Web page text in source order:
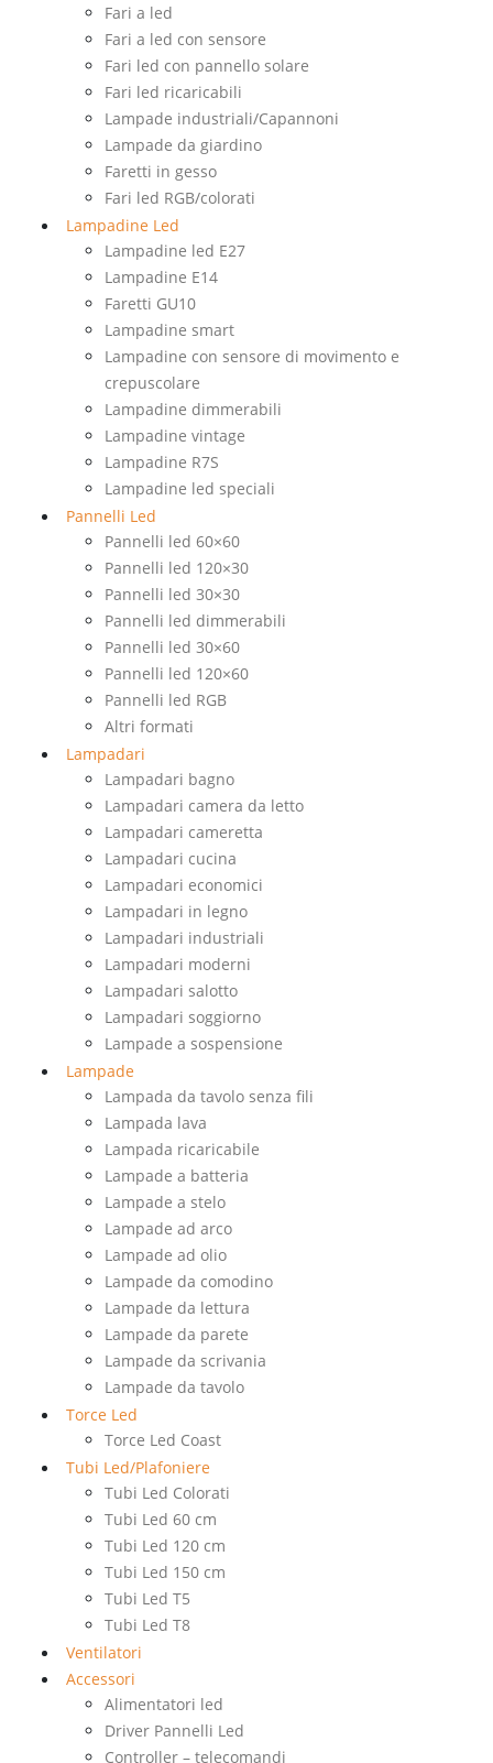
Fari a led
Fari a led con sensore
Fari led con pannello solare
Fari led ricaricabili
Lampade industriali/Capannoni
Lampade da giardino
Faretti in gesso
Fari led RGB/colorati
Lampadine Led
Lampadine led E27
Lampadine E14
Faretti GU10
Lampadine smart
Lampadine con sensore di movimento e
crepuscolare
Lampadine dimmerabili
Lampadine vintage
Lampadine R7S
Lampadine led speciali
Pannelli Led
Pannelli led 60×60
Pannelli led 120×30
Pannelli led 30×30
Pannelli led dimmerabili
Pannelli led 30×60
Pannelli led 120×60
Pannelli led RGB
Altri formati
Lampadari
Lampadari bagno
Lampadari camera da letto
Lampadari cameretta
Lampadari cucina
Lampadari economici
Lampadari in legno
Lampadari industriali
Lampadari moderni
Lampadari salotto
Lampadari soggiorno
Lampade a sospensione
Lampade
Lampada da tavolo senza fili
Lampada lava
Lampada ricaricabile
Lampade a batteria
Lampade a stelo
Lampade ad arco
Lampade ad olio
Lampade da comodino
Lampade da lettura
Lampade da parete
Lampade da scrivania
Lampade da tavolo
Torce Led
Torce Led Coast
Tubi Led/Plafoniere
Tubi Led Colorati
Tubi Led 60 cm
Tubi Led 120 cm
Tubi Led 150 cm
Tubi Led T5
Tubi Led T8
Ventilatori
Accessori
Alimentatori led
Driver Pannelli Led
Controller – telecomandi